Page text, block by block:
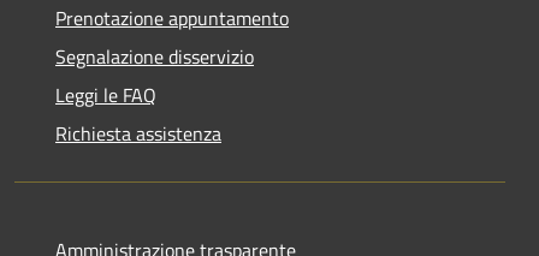
Prenotazione appuntamento
Segnalazione disservizio
Leggi le FAQ
Richiesta assistenza
Amministrazione trasparente